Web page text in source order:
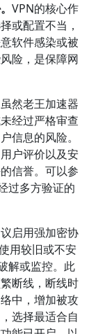
VPN的核心作
或配置不当，
软件感染或被
险，是保障网
然老王加速器
经过严格审查
信息的风险。
户评价以及安
信誉。可以参
过多方验证的
启用强加密协
用较旧或不安
解或监控。此
断线，断线时
中，增加被攻
选择最适合自